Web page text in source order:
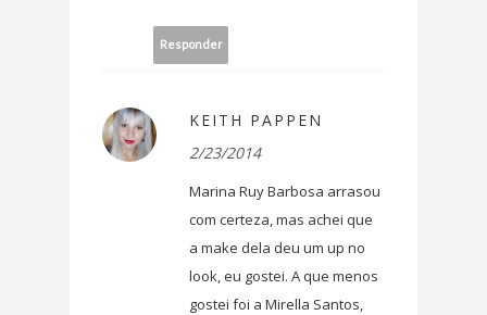
Responder
KEITH PAPPEN
2/23/2014
Marina Ruy Barbosa arrasou
com certeza, mas achei que
a make dela deu um up no
look, eu gostei. A que menos
gostei foi a Mirella Santos,